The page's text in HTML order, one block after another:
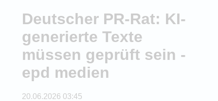
Deutscher PR-Rat: KI-
generierte Texte
müssen geprüft sein -
epd medien
20.06.2026 03:45